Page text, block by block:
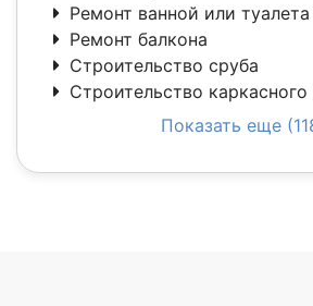
Ремонт ванной или туалета
Ремонт балкона
Строительство сруба
Строительство
Показать еще